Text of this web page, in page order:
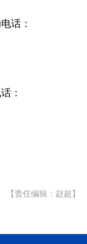
话：
：
【责任编辑：赵超】